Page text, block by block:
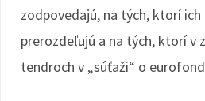
zodpovedajú, na tých, ktorí ich
prerozdeľujú a na tých, ktorí v
tendroch v „súťaži“ o